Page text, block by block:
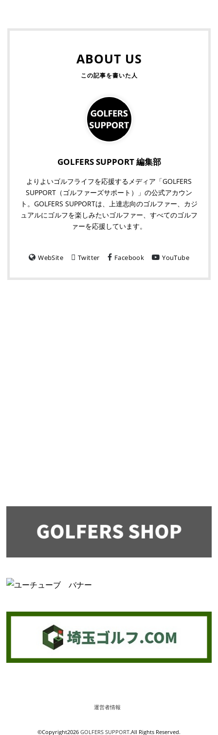
ABOUT US
GOLFERS SUPPORT 編集部
よりよいゴルフライフを応援するメディア「GOLFERS
SUPPORT（ゴルファーズサポート）」の公式アカウン
ト。GOLFERS SUPPORTは、上達志向のゴルファー、カジ
ュアルにゴルフを楽しみたいゴルファー、すべてのゴルフ
ァーを応援しています。
WebSite Twitter Facebook YouTube
運営者情報
©Copyright2026 GOLFERS SUPPORT.All Rights Reserved.